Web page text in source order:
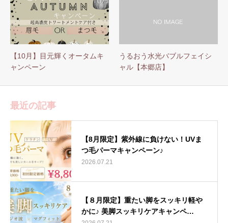
【10月】目元輝くオータムキ
ャンペーン
うるおう水光バブルフェイシ
ャル【本郷店】
最近の記事
【8月限定】紫外線に負けない！UVま
つ毛パーマキャンペーン♪
2026.07.21
【８月限定】重たい脚をスッキリ軽や
かに♪ 美脚スッキリケアキャンペ…